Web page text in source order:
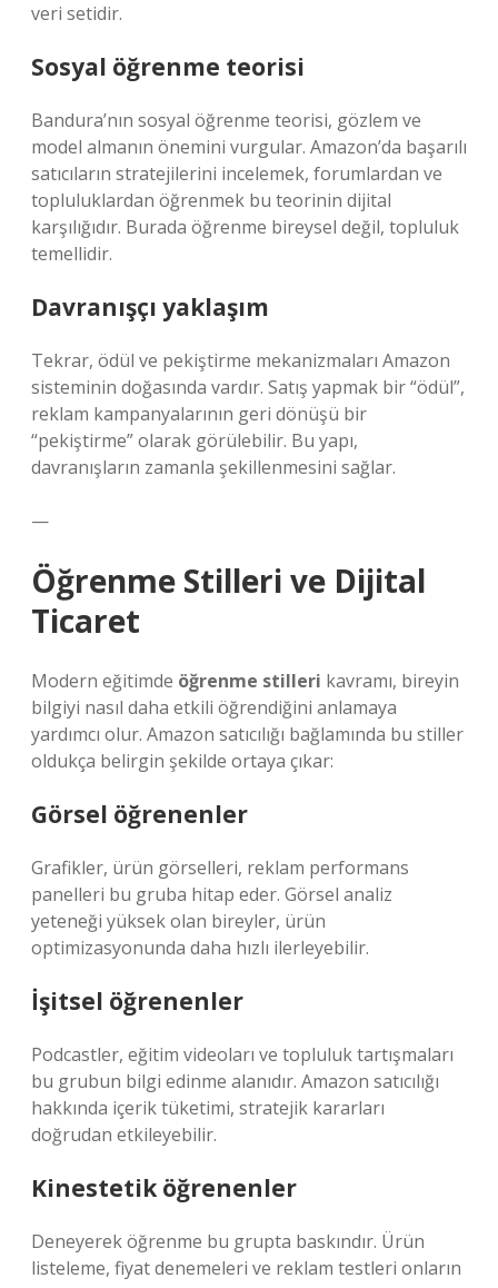
veri setidir.
Sosyal öğrenme teorisi
Bandura’nın sosyal öğrenme teorisi, gözlem ve
model almanın önemini vurgular. Amazon’da başarılı
satıcıların stratejilerini incelemek, forumlardan ve
topluluklardan öğrenmek bu teorinin dijital
karşılığıdır. Burada öğrenme bireysel değil, topluluk
temellidir.
Davranışçı yaklaşım
Tekrar, ödül ve pekiştirme mekanizmaları Amazon
sisteminin doğasında vardır. Satış yapmak bir “ödül”,
reklam kampanyalarının geri dönüşü bir
“pekiştirme” olarak görülebilir. Bu yapı,
davranışların zamanla şekillenmesini sağlar.
—
Öğrenme Stilleri ve Dijital
Ticaret
Modern eğitimde öğrenme stilleri kavramı, bireyin
bilgiyi nasıl daha etkili öğrendiğini anlamaya
yardımcı olur. Amazon satıcılığı bağlamında bu stiller
oldukça belirgin şekilde ortaya çıkar:
Görsel öğrenenler
Grafikler, ürün görselleri, reklam performans
panelleri bu gruba hitap eder. Görsel analiz
yeteneği yüksek olan bireyler, ürün
optimizasyonunda daha hızlı ilerleyebilir.
İşitsel öğrenenler
Podcastler, eğitim videoları ve topluluk tartışmaları
bu grubun bilgi edinme alanıdır. Amazon satıcılığı
hakkında içerik tüketimi, stratejik kararları
doğrudan etkileyebilir.
Kinestetik öğrenenler
Deneyerek öğrenme bu grupta baskındır. Ürün
listeleme, fiyat denemeleri ve reklam testleri onların